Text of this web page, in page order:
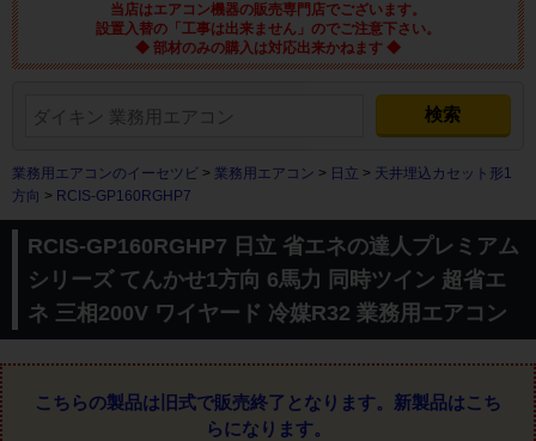
当店はエアコン機器の販売専門店でございます。
設置入替の「工事は出来ません」のでご注意下さい。
◆ 部材のみの購入は対応出来かねます ◆
業務用エアコンのイーセツビ > 業務用エアコン > 日立 > 天井埋込カセット形1
方向 > RCIS-GP160RGHP7
RCIS-GP160RGHP7 日立 省エネの達人プレミアム
シリーズ てんかせ1方向 6馬力 同時ツイン 超省エ
ネ 三相200V ワイヤード 冷媒R32 業務用エアコン
こちらの製品は旧式で販売終了となります。 新製品はこち
らになります。